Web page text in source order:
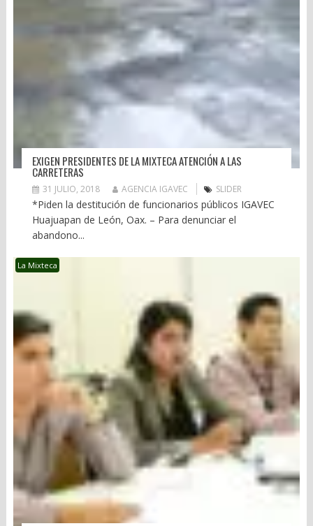
EXIGEN PRESIDENTES DE LA MIXTECA ATENCIÓN A LAS
CARRETERAS
31 JULIO, 2018 AGENCIA IGAVEC SLIDER
*Piden la destitución de funcionarios públicos IGAVEC
Huajuapan de León, Oax. – Para denunciar el
abandono...
La Mixteca